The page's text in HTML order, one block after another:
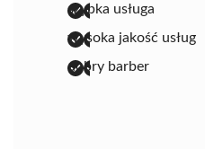
szybka usługa
wysoka jakość usług
dobry barber